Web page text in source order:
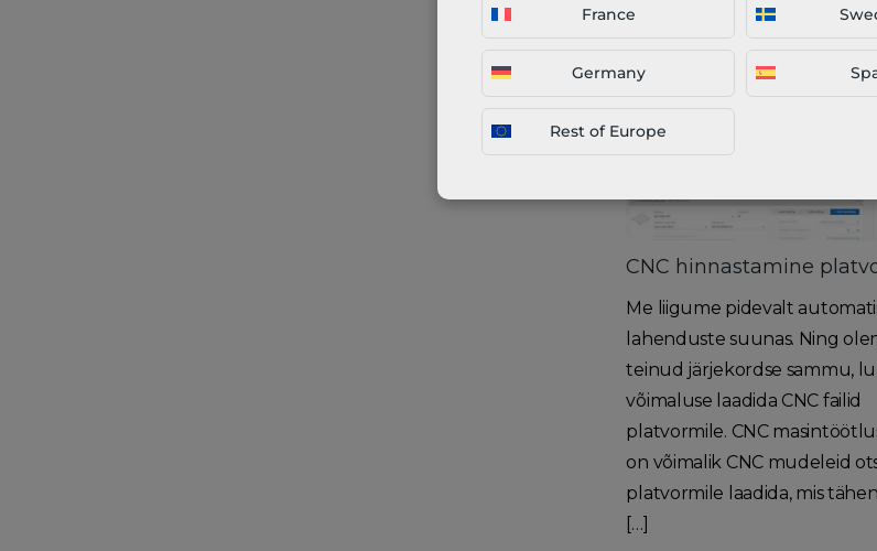
France
Germany
Rest of Europe
CNC hinnastamine
Me liigume pidevalt
lahenduste suunas. Ning
teinud järjekordse sammu,
võimaluse laadida CNC failid
platvormile. CNC
on võimalik CNC mudeleid
platvormile laadida, mis
[…]